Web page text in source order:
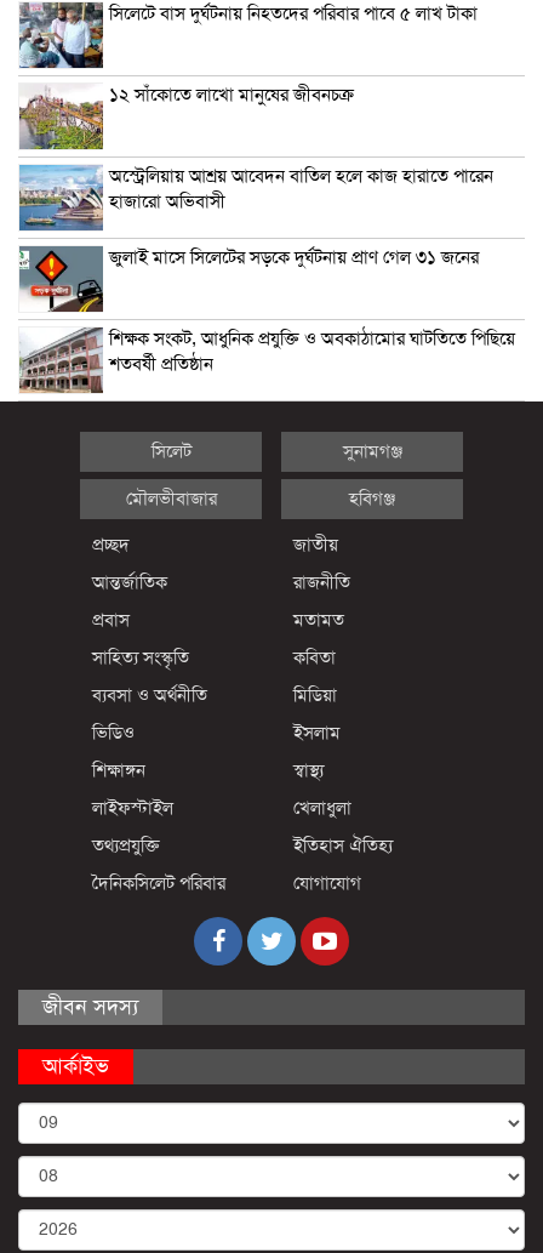
সিলেটে বাস দুর্ঘটনায় নিহতদের পরিবার পাবে ৫ লাখ টাকা
১২ সাঁকোতে লাখো মানুষের জীবনচক্র
অস্ট্রেলিয়ায় আশ্রয় আবেদন বাতিল হলে কাজ হারাতে পারেন
হাজারো অভিবাসী
জুলাই মাসে সিলেটের সড়কে দুর্ঘটনায় প্রাণ গেল ৩১ জনের
শিক্ষক সংকট, আধুনিক প্রযুক্তি ও অবকাঠামোর ঘাটতিতে পিছিয়ে
শতবর্ষী প্রতিষ্ঠান
সিলেট সুনামগঞ্জ
মৌলভীবাজার হবিগঞ্জ
প্রচ্ছদ
জাতীয়
আন্তর্জাতিক
রাজনীতি
প্রবাস
মতামত
সাহিত্য সংস্কৃতি
কবিতা
ব্যবসা ও অর্থনীতি
মিডিয়া
ভিডিও
ইসলাম
শিক্ষাঙ্গন
স্বাস্থ্য
লাইফস্টাইল
খেলাধুলা
তথ্যপ্রযুক্তি
ইতিহাস ঐতিহ্য
দৈনিকসিলেট পরিবার
যোগাযোগ
জীবন সদস্য
আর্কাইভ